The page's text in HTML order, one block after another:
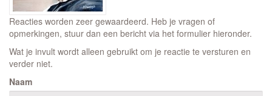
Reacties worden zeer gewaardeerd. Heb je vragen of
opmerkingen, stuur dan een bericht via het formulier hieronder.
Wat je invult wordt alleen gebruikt om je reactie te versturen en
verder niet.
Naam